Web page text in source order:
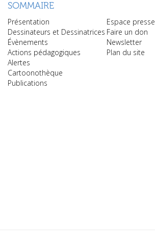
SOMMAIRE
Présentation
Dessinateurs et Dessinatrices
Évènements
Actions pédagogiques
Alertes
Cartoonothèque
Publications
Espace presse
Faire un don
Newsletter
Plan du site